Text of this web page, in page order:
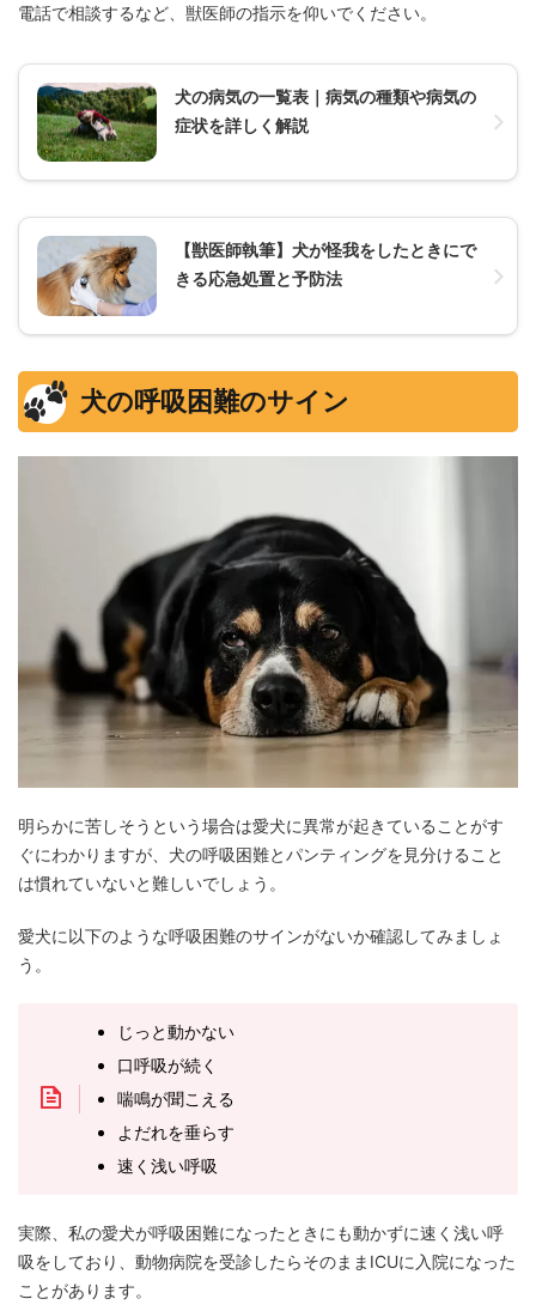
電話で相談するなど、獣医師の指示を仰いでください。
犬の病気の一覧表｜病気の種類や病気の
症状を詳しく解説
【獣医師執筆】犬が怪我をしたときにで
きる応急処置と予防法
犬の呼吸困難のサイン
明らかに苦しそうという場合は愛犬に異常が起きていることがす
ぐにわかりますが、犬の呼吸困難とパンティングを見分けること
は慣れていないと難しいでしょう。
愛犬に以下のような呼吸困難のサインがないか確認してみましょ
う。
じっと動かない
口呼吸が続く
喘鳴が聞こえる
よだれを垂らす
速く浅い呼吸
実際、私の愛犬が呼吸困難になったときにも動かずに速く浅い呼
吸をしており、動物病院を受診したらそのままICUに入院になった
ことがあります。